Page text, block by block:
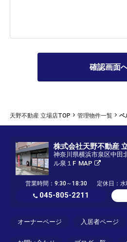
天野不動産 立場店TOP 管理物件一覧 ベ
株式会社天野不動産
神奈川県横浜市泉区中田
ル泉１F MAP
営業時間：9:30～18:30 定休日：水
045-805-2211
オーナーページ 入居者ページ